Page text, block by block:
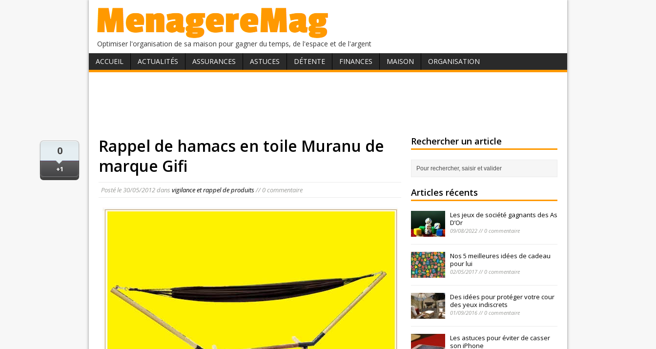
Optimiser l'organisation de sa maison pour gagner du temps, de l'espace et de l'argent
ACCUEIL
ACTUALITÉS ASSURANCES ASTUCES DÉTENTE FINANCES MAISON ORGANISATION
0
+1
Rappel de hamacs en toile Muranu de
marque Gifi
Posté le30/05/2012dans vigilance et rappel de produits// 0 commentaire
Rechercher un article
Articles récents
Les jeux de société gagnants des As
D’Or
09/08/2022 // 0 commentaire
Nos 5 meilleures idées de cadeau
pour lui
02/05/2017 // 0 commentaire
Des idées pour protéger votre cour
des yeux indiscrets
01/09/2016 // 0 commentaire
Les astuces pour éviter de casser
son iPhone